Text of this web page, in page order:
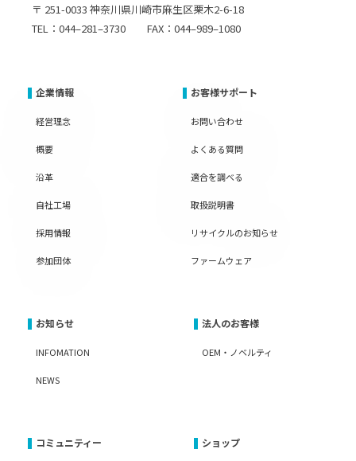
〒 251-0033 神奈川県川崎市麻生区栗木2-6-18
TEL：044–281–3730 FAX：044–989–1080
企業情報
経営理念
概要
沿革
自社工場
採用情報
参加団体
お客様サポート
お問い合わせ
よくある質問
適合を調べる
取扱説明書
リサイクルのお知らせ
ファームウェア
お知らせ
INFOMATION
NEWS
法人のお客様
OEM・ノベルティ
コミュニティー ショップ